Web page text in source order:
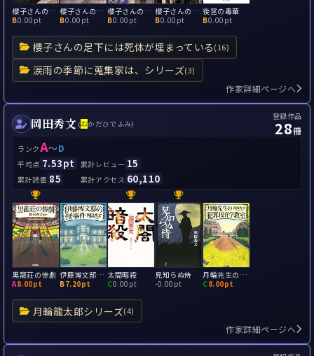
櫻子さんの足下には死体が埋まっている(16)
涙雨の季節に蒐集家は、シリーズ(3)
櫻子さんの足下には死体が埋まっている 雨と九月と君の嘘
B0.00pt
櫻子さんの足下には死体が埋まっている 白から始まる秘密
B0.00pt
櫻子さんの足下には死体が埋まっている 蝶は十一月に消えた
B0.00pt
櫻子さんの足下には死体が埋まっている 骨と石榴と夏休み
B0.00pt
後宮の毒華
B0.00pt
作家詳細ページへ
岡田秀文 (おかだひでふみ)
登録作品
28冊
ランクA～D
平均点 7.53pt 累計レビュー 15
累計読書 85 累計アクセス 60,110
月輪龍太郎シリーズ(4)
黒龍荘の惨劇
A8.00pt
伊藤博文邸の怪事件
B7.20pt
太閤暗殺
C0.00pt
見知らぬ侍
-0.00pt
月輪先生の犯罪捜査学教室
C8.00pt
作家詳細ページへ